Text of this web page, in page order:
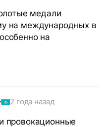
медали
на международных в
на
2 года назад
провокационные